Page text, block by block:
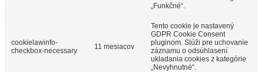
„Funkčné“.
cookielawinfo-
checkbox-necessary
11 mesiacov
Tento cookie je nastavený
GDPR Cookie Consent
pluginom. Slúži pre uchovanie
záznamu o odsúhlasení
ukladania cookies z kategórie
„Nevyhnutné“.